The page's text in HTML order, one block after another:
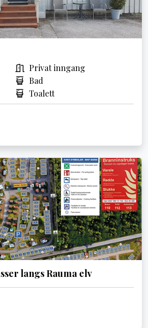
Privat inngang
Bad
Toalett
langs Rauma elv